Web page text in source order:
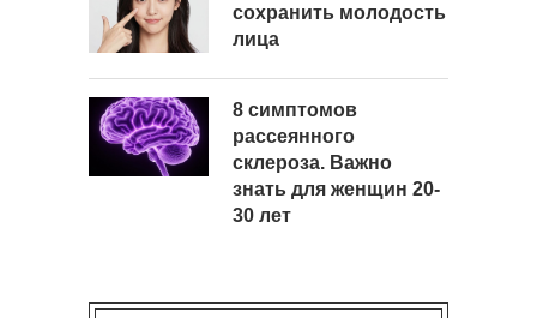
сохранить молодость
лица
8 симптомов
рассеянного
склероза. Важно
знать для женщин 20-
30 лет